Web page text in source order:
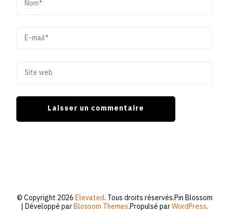
© Copyright 2026Elevated. Tous droits réservés.Pin Blossom
| Développé parBlossom Themes.Propulsé parWordPress.